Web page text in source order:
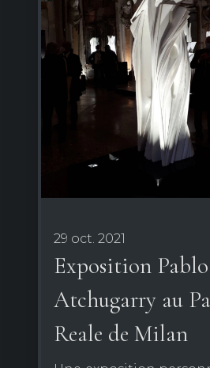
29 oct. 2021
Exposition Pablo
Atchugarry au
Reale de Milan